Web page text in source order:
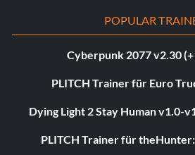
POPULAR
Cyberpunk 2077 v2.30
PLITCH Trainer für Euro
Dying Light 2 Stay Human v1.0-
PLITCH Trainer für